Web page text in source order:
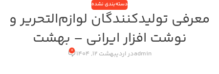
دسته‌بندی نشده
معرفی تولیدکنندگان لوازم‌التحریر و
نوشت افزار ایرانی – بهشت
adminدر اردیبهشت 12, 1404 0